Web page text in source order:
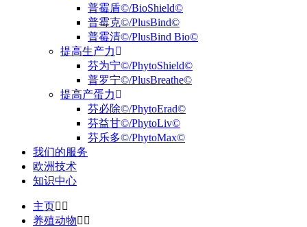
普霉盾©/BioShield©
普霉克©/PlusBind©
普霉清©/PlusBind Bio©
提高生产力
芬为宁©/PhytoShield©
普罗宁©/PlusBreathe©
提高产蛋力
芬必除©/PhytoErad©
芬益甘©/PhytoLiv©
芬乐多©/PhytoMax©
我们的服务
欧洲技术
知识中心
主页
养殖动物